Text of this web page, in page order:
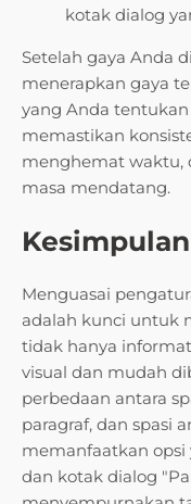
kotak dialog
Setelah gaya Anda
menerapkan gaya
yang Anda
memastikan
menghemat waktu,
masa mendatang.
Kesimpulan
Menguasai
adalah kunci untuk
tidak hanya
visual dan mudah
perbedaan antara
paragraf, dan spasi
memanfaatkan
dan kotak dialog